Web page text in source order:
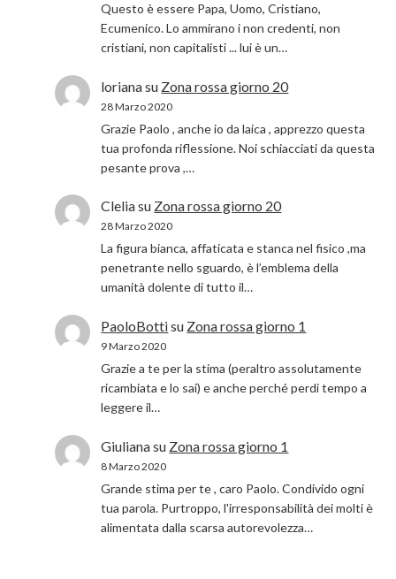
Questo è essere Papa, Uomo, Cristiano,
Ecumenico. Lo ammirano i non credenti, non
cristiani, non capitalisti ... lui è un…
lorianasu Zona rossa giorno 20
28 Marzo 2020
Grazie Paolo , anche io da laica , apprezzo questa
tua profonda riflessione. Noi schiacciati da questa
pesante prova ,…
Cleliasu Zona rossa giorno 20
28 Marzo 2020
La figura bianca, affaticata e stanca nel fisico ,ma
penetrante nello sguardo, è l’emblema della
umanità dolente di tutto il…
PaoloBottisu Zona rossa giorno 1
9 Marzo 2020
Grazie a te per la stima (peraltro assolutamente
ricambiata e lo sai) e anche perché perdi tempo a
leggere il…
Giulianasu Zona rossa giorno 1
8 Marzo 2020
Grande stima per te , caro Paolo. Condivido ogni
tua parola. Purtroppo, l'irresponsabilità dei molti è
alimentata dalla scarsa autorevolezza…